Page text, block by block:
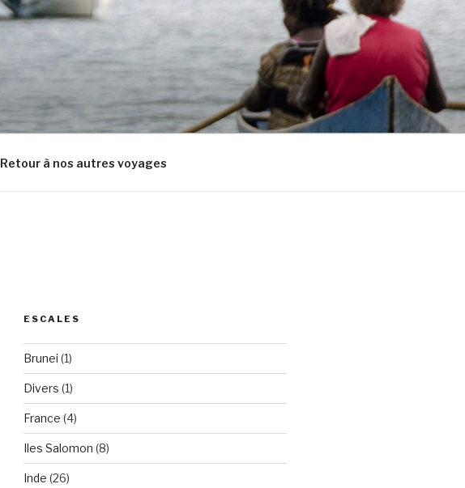
Retour à nos autres voyages
ESCALES
Brunei (1)
Divers (1)
France (4)
Iles Salomon (8)
Inde (26)